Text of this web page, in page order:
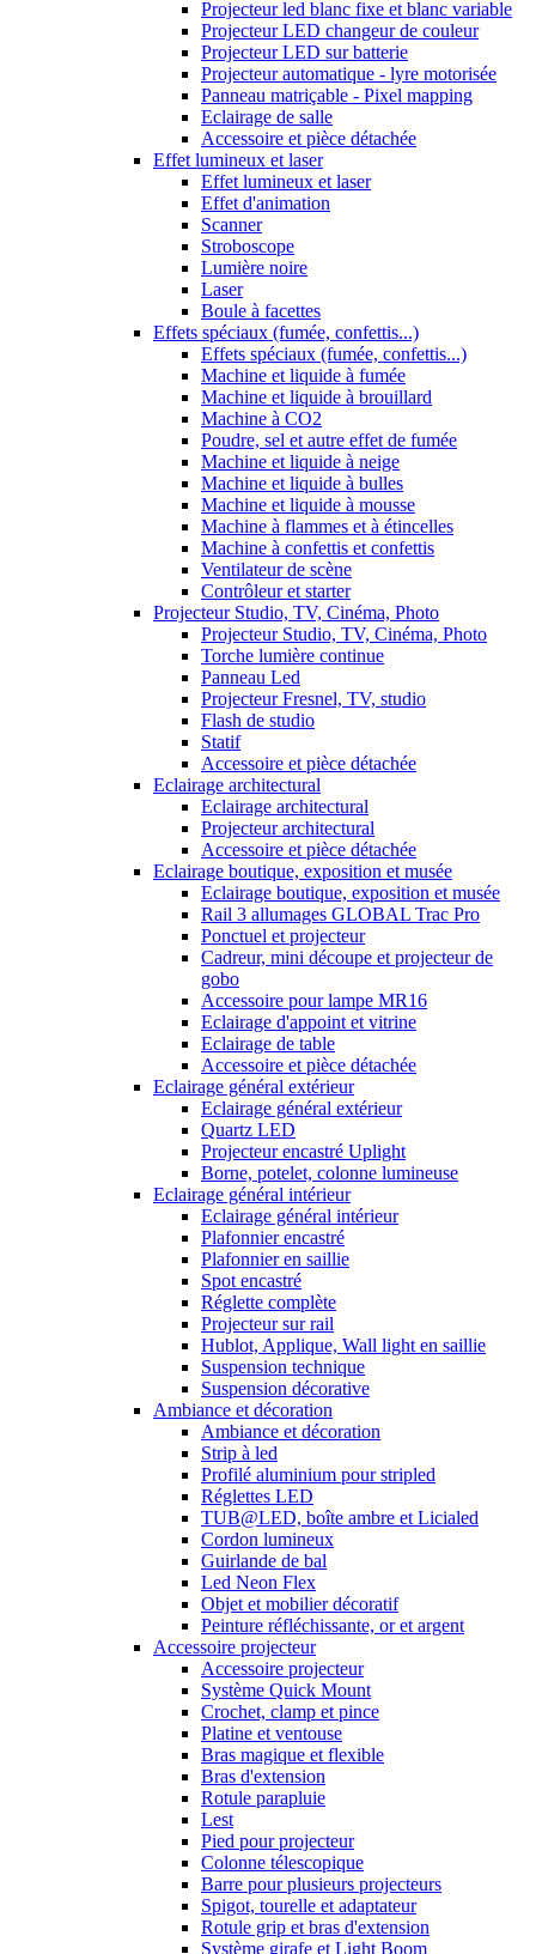
Projecteur led blanc fixe et blanc variable
Projecteur LED changeur de couleur
Projecteur LED sur batterie
Projecteur automatique - lyre motorisée
Panneau matriçable - Pixel mapping
Eclairage de salle
Accessoire et pièce détachée
Effet lumineux et laser
Effet lumineux et laser
Effet d'animation
Scanner
Stroboscope
Lumière noire
Laser
Boule à facettes
Effets spéciaux (fumée, confettis...)
Effets spéciaux (fumée, confettis...)
Machine et liquide à fumée
Machine et liquide à brouillard
Machine à CO2
Poudre, sel et autre effet de fumée
Machine et liquide à neige
Machine et liquide à bulles
Machine et liquide à mousse
Machine à flammes et à étincelles
Machine à confettis et confettis
Ventilateur de scène
Contrôleur et starter
Projecteur Studio, TV, Cinéma, Photo
Projecteur Studio, TV, Cinéma, Photo
Torche lumière continue
Panneau Led
Projecteur Fresnel, TV, studio
Flash de studio
Statif
Accessoire et pièce détachée
Eclairage architectural
Eclairage architectural
Projecteur architectural
Accessoire et pièce détachée
Eclairage boutique, exposition et musée
Eclairage boutique, exposition et musée
Rail 3 allumages GLOBAL Trac Pro
Ponctuel et projecteur
Cadreur, mini découpe et projecteur de
gobo
Accessoire pour lampe MR16
Eclairage d'appoint et vitrine
Eclairage de table
Accessoire et pièce détachée
Eclairage général extérieur
Eclairage général extérieur
Quartz LED
Projecteur encastré Uplight
Borne, potelet, colonne lumineuse
Eclairage général intérieur
Eclairage général intérieur
Plafonnier encastré
Plafonnier en saillie
Spot encastré
Réglette complète
Projecteur sur rail
Hublot, Applique, Wall light en saillie
Suspension technique
Suspension décorative
Ambiance et décoration
Ambiance et décoration
Strip à led
Profilé aluminium pour stripled
Réglettes LED
TUB@LED, boîte ambre et Licialed
Cordon lumineux
Guirlande de bal
Led Neon Flex
Objet et mobilier décoratif
Peinture réfléchissante, or et argent
Accessoire projecteur
Accessoire projecteur
Système Quick Mount
Crochet, clamp et pince
Platine et ventouse
Bras magique et flexible
Bras d'extension
Rotule parapluie
Lest
Pied pour projecteur
Colonne télescopique
Barre pour plusieurs projecteurs
Spigot, tourelle et adaptateur
Rotule grip et bras d'extension
Système girafe et Light Boom